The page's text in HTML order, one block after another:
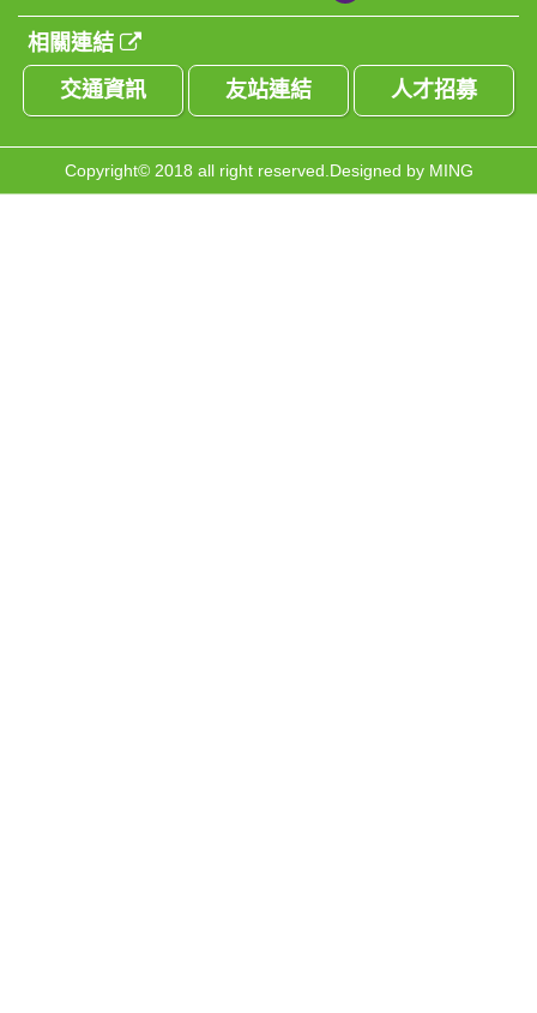
相關連結
交通資訊
友站連結 人才招募
Copyright© 2018 all right reserved.Designed by MING